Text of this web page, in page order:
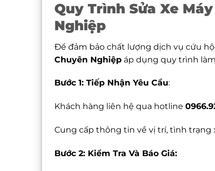
Quy Trình Sửa Xe
Nghiệp
Để đảm bảo chất lượng dịch vụ cứu
Chuyên Nghiệp áp dụng quy trình
Bước 1: Tiếp Nhận Yêu Cầu:
Khách hàng liên hệ qua hotline
Cung cấp thông tin về vị trí, tình trạng
Bước 2: Kiểm Tra Và Báo Giá: